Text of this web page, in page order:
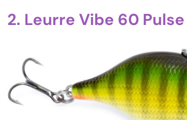
2. Leurre Vibe 60